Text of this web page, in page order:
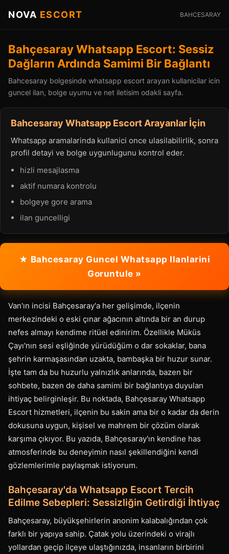
NOVA ESCORT BAHCESARAY
Bahçesaray Whatsapp Escort: Sessiz
Dağların Ardında Samimi Bir Bağlantı
Bahcesaray bolgesinde whatsapp escort arayan kullanicilar icin
guncel ilan, bolge uyumu ve net iletisim odakli sayfa.
Bahcesaray Whatsapp Escort Arayanlar İçin
Whatsapp aramalarinda kullanici once ulasilabilirlik, sonra
profil detayi ve bolge uygunlugunu kontrol eder.
hizli mesajlasma
aktif numara kontrolu
bolgeye gore arama
ilan guncelligi
★ Bahcesaray Guncel Whatsapp Ilanlarini
Goruntule »
Van'ın incisi Bahçesaray'a her gelişimde, ilçenin
merkezindeki o eski çınar ağacının altında bir an durup
nefes almayı kendime ritüel edinirim. Özellikle Müküs
Çayı'nın sesi eşliğinde yürüdüğüm o dar sokaklar, bana
şehrin karmaşasından uzakta, bambaşka bir huzur sunar.
İşte tam da bu huzurlu yalnızlık anlarında, bazen bir
sohbete, bazen de daha samimi bir bağlantıya duyulan
ihtiyaç belirginleşir. Bu noktada, Bahçesaray Whatsapp
Escort hizmetleri, ilçenin bu sakin ama bir o kadar da derin
dokusuna uygun, kişisel ve mahrem bir çözüm olarak
karşıma çıkıyor. Bu yazıda, Bahçesaray'ın kendine has
atmosferinde bu deneyimin nasıl şekillendiğini kendi
gözlemlerimle paylaşmak istiyorum.
Bahçesaray'da Whatsapp Escort Tercih
Edilme Sebepleri: Sessizliğin Getirdiği İhtiyaç
Bahçesaray, büyükşehirlerin anonim kalabalığından çok
farklı bir yapıya sahip. Çatak yolu üzerindeki o virajlı
yollardan geçip ilçeye ulaştığınızda, insanların birbirini